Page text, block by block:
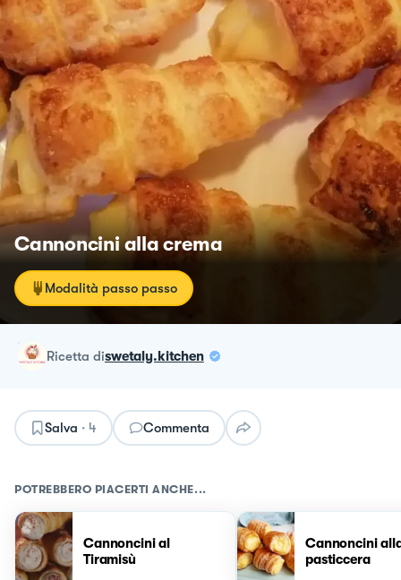
Cannoncini alla crema
Modalità passo passo
ricetta diswetaly.kitchen
Salva · 4 Commenta
POTREBBERO PIACERTI ANCHE...
Cannoncini al
Tiramisù
Cannoncini
pasticcera